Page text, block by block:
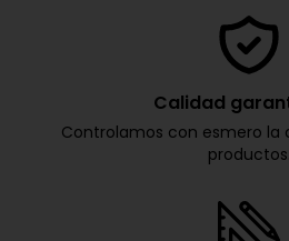
Calidad
Controlamos con esmero la
productos.